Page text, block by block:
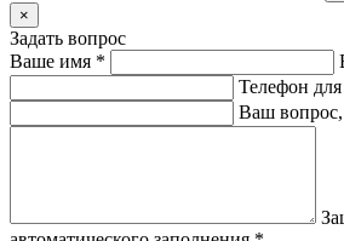
×
Задать вопрос
Ваше имя *
Телефон для
Ваш